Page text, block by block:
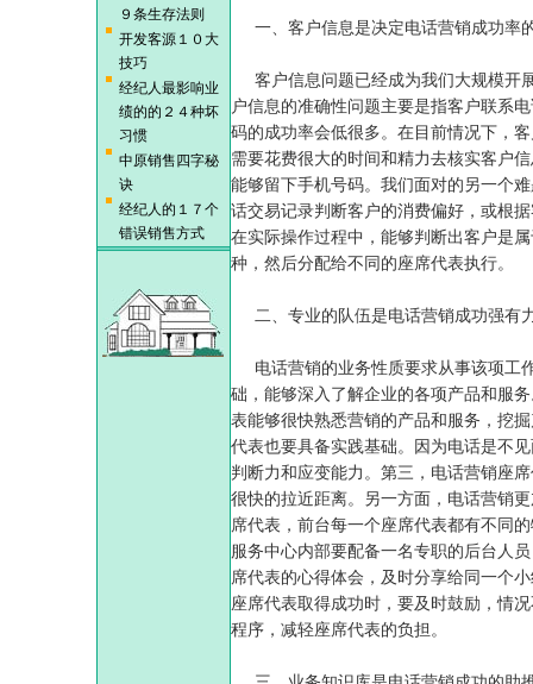
９条生存法则
开发客源１０大
技巧
经纪人最影响业
绩的的２４种坏
习惯
中原销售四字秘
诀
经纪人的１７个
错误销售方式
一、客户信息是决定电话营销成功率
客户信息问题已经成为我们大规模开
户信息的准确性问题主要是指客户联系
码的成功率会低很多。在目前情况下，
需要花费很大的时间和精力去核实客户
能够留下手机号码。我们面对的另一个
话交易记录判断客户的消费偏好，或根
在实际操作过程中，能够判断出客户是
种，然后分配给不同的座席代表执行。
二、专业的队伍是电话营销成功强有
电话营销的业务性质要求从事该项工
础，能够深入了解企业的各项产品和服
表能够很快熟悉营销的产品和服务，挖
代表也要具备实践基础。因为电话是不
判断力和应变能力。第三，电话营销座
很快的拉近距离。另一方面，电话营销
席代表，前台每一个座席代表都有不同
服务中心内部要配备一名专职的后台人
席代表的心得体会，及时分享给同一个
座席代表取得成功时，要及时鼓励，情
程序，减轻座席代表的负担。